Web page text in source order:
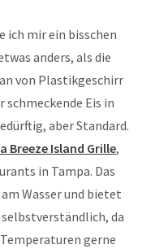
mir ein bisschen
anders, als die
von Plastikgeschirr
schmeckende Eis in
aber Standard.
Breeze Island Grille,
in Tampa. Das
Wasser und bietet
da
gerne